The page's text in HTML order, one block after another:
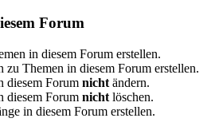
Forum
in diesem Forum erstellen.
zu Themen in diesem Forum erstellen.
diesem Forum nicht ändern.
diesem Forum nicht löschen.
in diesem Forum erstellen.